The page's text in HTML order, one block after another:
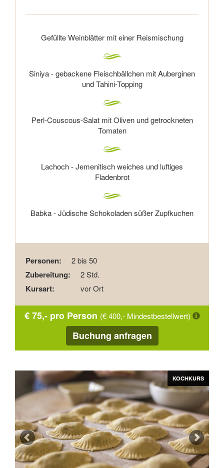
Gefüllte Weinblätter mit einer Reismischung
Siniya - gebackene Fleischbällchen mit Auberginen
und Tahini-Topping
Perl-Couscous-Salat mit Oliven und getrockneten
Tomaten
Lachoch - Jemenitisch weiches und luftiges
Fladenbrot
Babka - Jüdische Schokoladen süßer Zupfkuchen
Personen: 2 bis 50
Zubereitung: 2 Std.
Kursart: vor Ort
€ 75,- pro Person (€ 400,- Mindestbestellwert)
Buchung anfragen
KOCHKURS
KOCHKURS
KOCHKURS
Zurück Vor